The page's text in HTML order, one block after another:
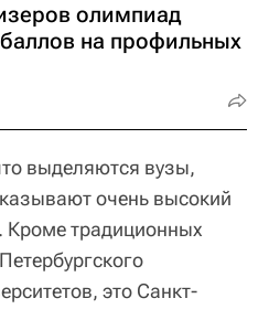
олимпиад
на профильных
выделяются вузы,
очень высокий
Кроме традиционных
это Санкт-